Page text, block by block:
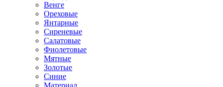
Венге
Ореховые
Янтарные
Сиреневые
Салатовые
Фиолетовые
Мятные
Золотые
Синие
Материал